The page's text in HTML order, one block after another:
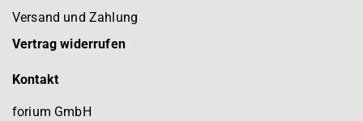
Versand und Zahlung
Vertrag widerrufen
Kontakt
forium GmbH